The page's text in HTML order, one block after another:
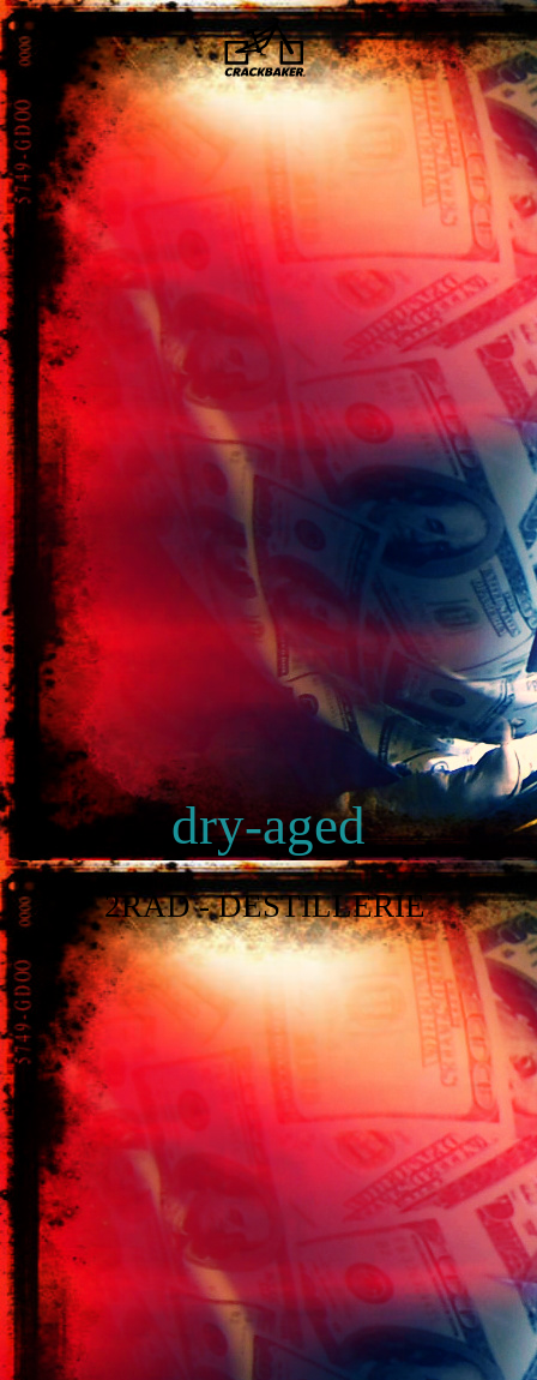
dry-aged
2RAD - DESTILLERIE